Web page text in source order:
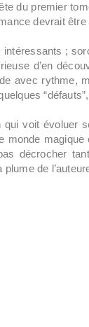
du premier
devrait
;
d’en
avec rythme,
qui voit évoluer
monde
décrocher
de